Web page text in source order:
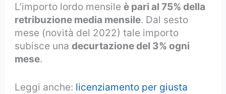
L’importo lordo mensileè pari al 75% della
retribuzione media mensile. Dal sesto
mese (novità del 2022) tale importo
subisce unadecurtazione del 3% ogni
mese.
Leggi anche: licenziamento per giusta